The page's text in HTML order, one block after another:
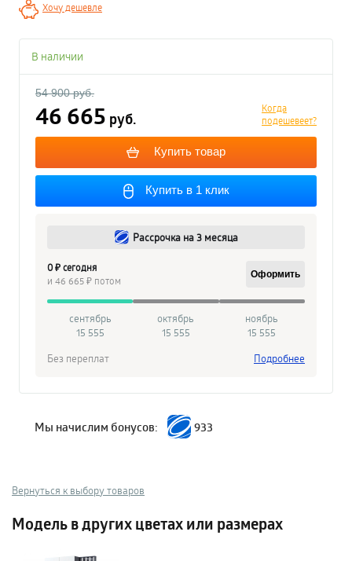
Хочу дешевле
В наличии
54 900 руб.
Когда
подешевеет?
46 665 руб.
Купить товар
Купить в 1 клик
Рассрочка на 3 месяца
0 ₽ сегодня
и 46 665 ₽ потом
Оформить
сентябрь
15 555
октябрь
15 555
ноябрь
15 555
Без переплат
Подробнее
Мы начислим бонусов: 933
Вернуться к выбору товаров
Модель в других цветах или размерах